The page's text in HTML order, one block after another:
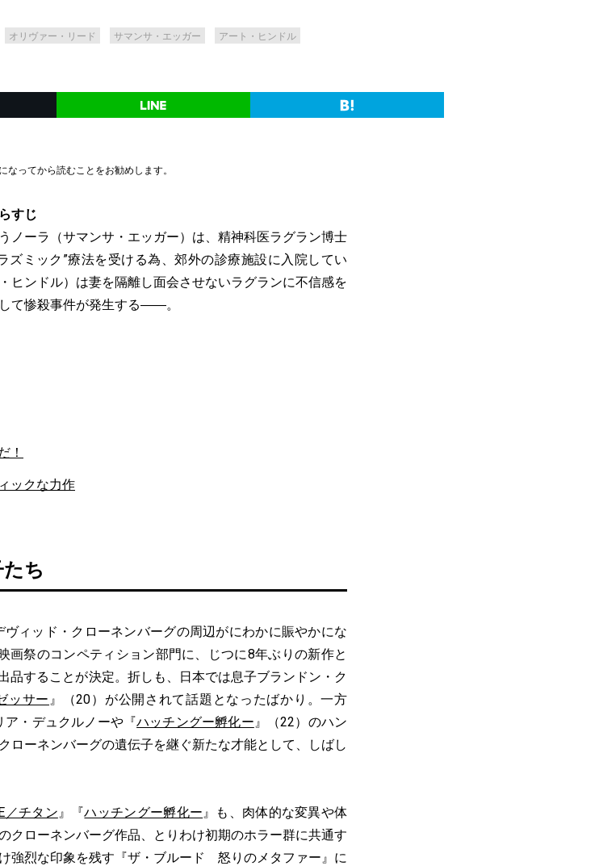
オリヴァー・リード サマンサ・エッガー アート・ヒンドル
ってから読むことをお勧めします。
すじ
ノーラ（サマンサ・エッガー）は、精神科医ラグラン博士
ズミック”療法を受ける為、郊外の診療施設に入院してい
ヒンドル）は妻を隔離し面会させないラグランに不信感を
て惨殺事件が発生する――。
！
ックな力作
ち
ィッド・クローネンバーグの周辺がにわかに賑やかにな
画祭のコンペティション部門に、じつに8年ぶりの新作と
品することが決定。折しも、日本では息子ブランドン・ク
ッサー 』（20）が公開されて話題となったばかり。一方
ア・デュクルノーや『ハッチングー孵化ー』（22）のハン
ローネンバーグの遺伝子を継ぐ新たな才能として、しばし
／チタン』『ハッチングー孵化ー』も、肉体的な変異や体
クローネンバーグ作品、とりわけ初期のホラー群に共通す
強烈な印象を残す『ザ・ブルード 怒りのメタファー』に